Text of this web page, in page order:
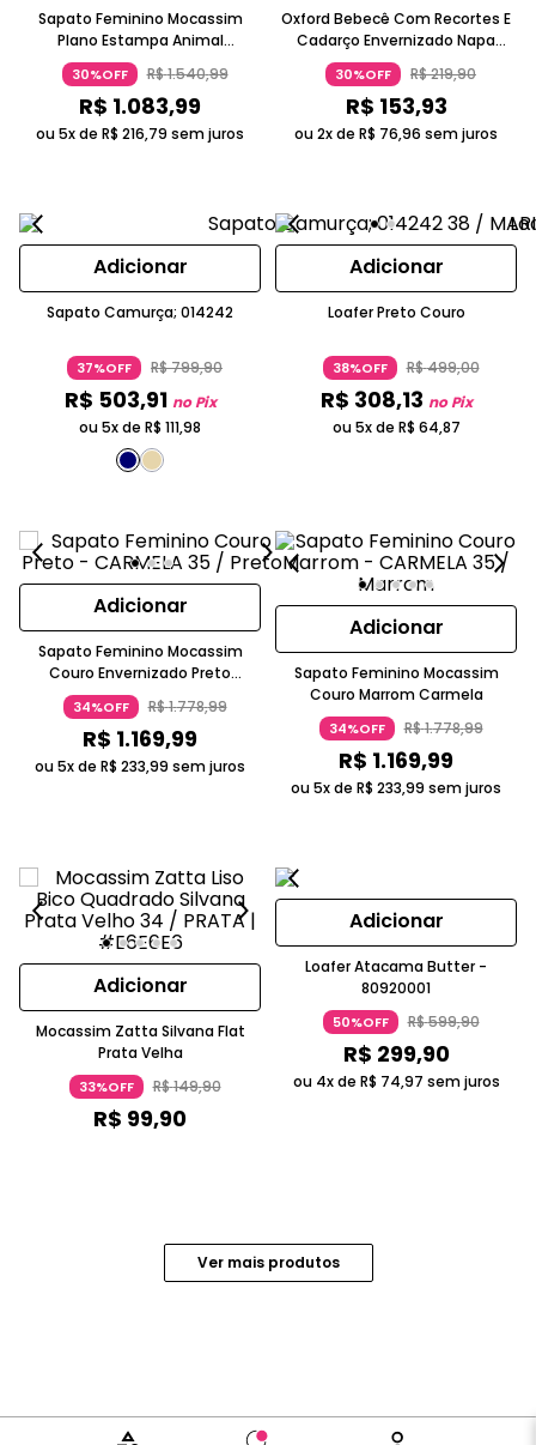
Sapato Feminino Mocassim
Plano Estampa Animal
Caramelo Com Corrente
Carmela
30%OFF R$1.540,99
R$ 1.083,99
ou 5x de R$ 216,79 sem juros
Oxford Bebecê Com Recortes E
Cadarço Envernizado Napa
Sintético Preto
30%OFF R$219,90
R$ 153,93
ou 2x de R$ 76,96 sem juros
Adicionar
Sapato Camurça; 014242
37%OFF R$799,90
R$ 503,91 no Pix
ou 5x de R$ 111,98
Adicionar
Loafer Preto Couro
38%OFF R$499,00
R$ 308,13 no Pix
ou 5x de R$ 64,87
Adicionar
Sapato Feminino Mocassim
Couro Envernizado Preto
Carmela
34%OFF R$1.778,99
R$ 1.169,99
ou 5x de R$ 233,99 sem juros
Adicionar
Sapato Feminino Mocassim
Couro Marrom Carmela
34%OFF R$1.778,99
R$ 1.169,99
ou 5x de R$ 233,99 sem juros
Adicionar
Mocassim Zatta Silvana Flat
Prata Velha
33%OFF R$149,90
R$ 99,90
Adicionar
Loafer Atacama Butter -
80920001
50%OFF R$599,90
R$ 299,90
ou 4x de R$ 74,97 sem juros